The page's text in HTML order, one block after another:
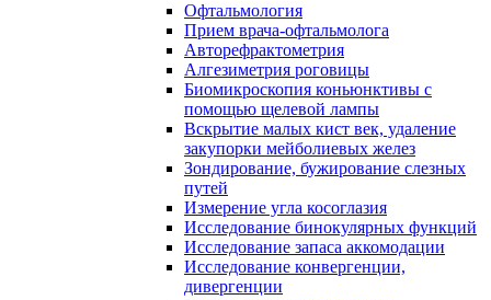
Офтальмология
Прием врача-офтальмолога
Авторефрактометрия
Алгезиметрия роговицы
Биомикроскопия коньюнктивы с
помощью щелевой лампы
Вскрытие малых кист век, удаление
закупорки мейболиевых желез
Зондирование, бужирование слезных
путей
Измерение угла косоглазия
Исследование бинокулярных функций
Исследование запаса аккомодации
Исследование конвергенции,
дивергенции